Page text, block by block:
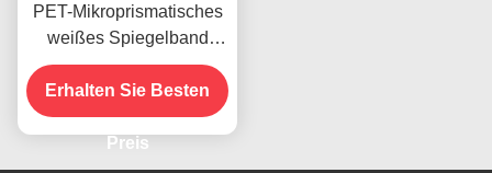
PET-Mikroprismatisches
weißes Spiegelband
Reflexionsband für
Fahrzeuge ECE-
zertifiziert
Erhalten Sie Besten
Preis